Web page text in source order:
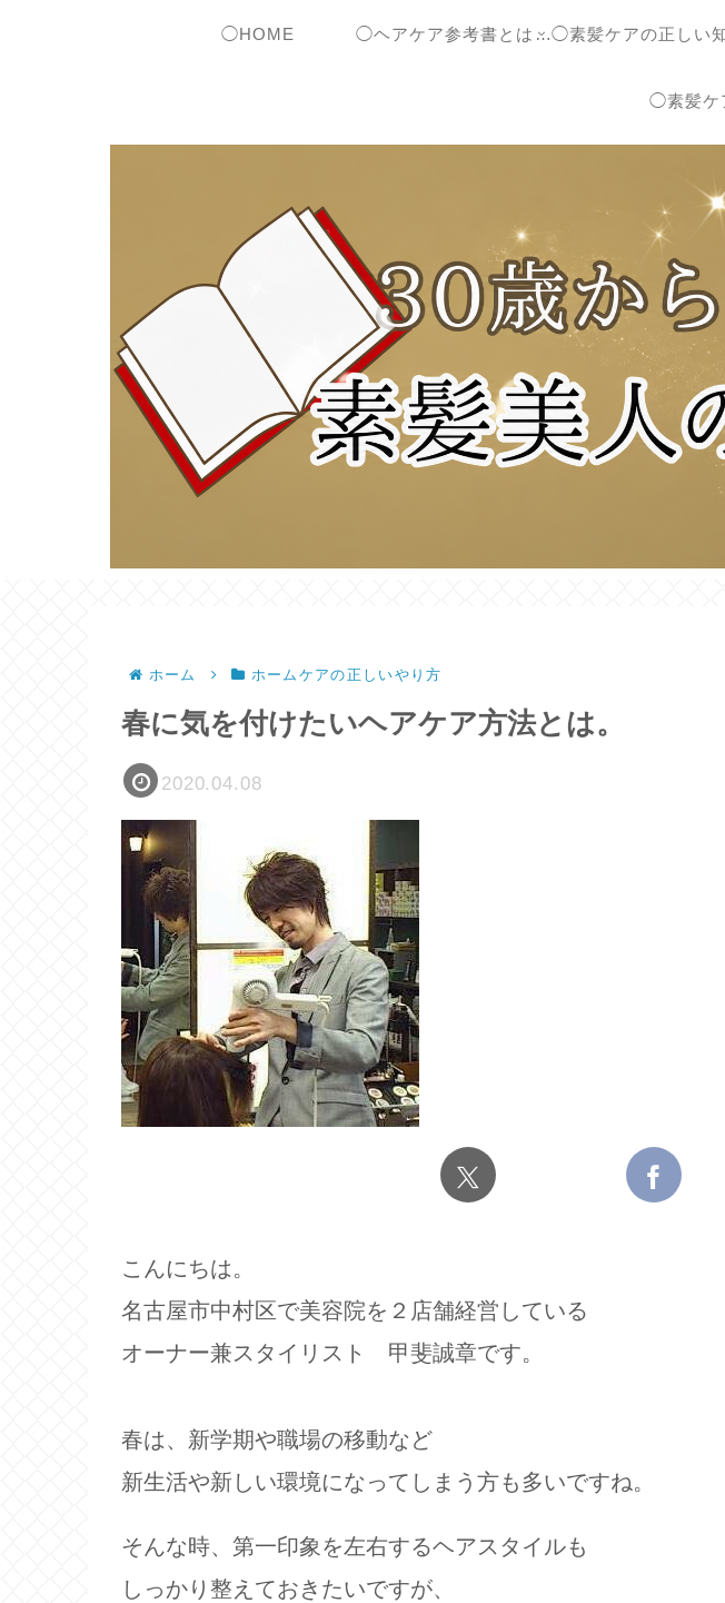
◯HOME ◯ヘアケア参考書とは？
ホーム ホームケアの正しいやり方
春に気を付けたいヘアケア方法とは。
2020.04.08
こんにちは。
名古屋市中村区で美容院を２店舗経営している
オーナー兼スタイリスト 甲斐誠章です。
春は、新学期や職場の移動など
新生活や新しい環境になってしまう方も多いですね。
そんな時、第一印象を左右するヘアスタイルも
しっかり整えておきたいですが、